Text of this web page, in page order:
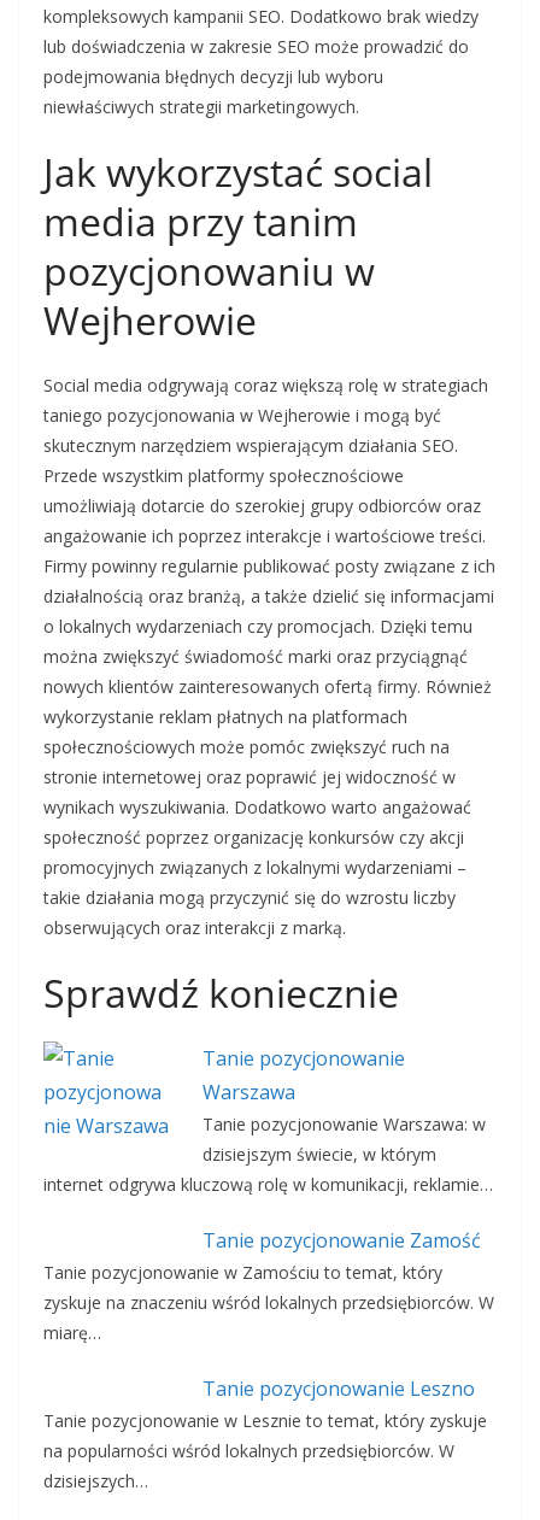
kompleksowych kampanii SEO. Dodatkowo brak wiedzy
lub doświadczenia w zakresie SEO może prowadzić do
podejmowania błędnych decyzji lub wyboru
niewłaściwych strategii marketingowych.
Jak wykorzystać social
media przy tanim
pozycjonowaniu w
Wejherowie
Social media odgrywają coraz większą rolę w strategiach
taniego pozycjonowania w Wejherowie i mogą być
skutecznym narzędziem wspierającym działania SEO.
Przede wszystkim platformy społecznościowe
umożliwiają dotarcie do szerokiej grupy odbiorców oraz
angażowanie ich poprzez interakcje i wartościowe treści.
Firmy powinny regularnie publikować posty związane z ich
działalnością oraz branżą, a także dzielić się informacjami
o lokalnych wydarzeniach czy promocjach. Dzięki temu
można zwiększyć świadomość marki oraz przyciągnąć
nowych klientów zainteresowanych ofertą firmy. Również
wykorzystanie reklam płatnych na platformach
społecznościowych może pomóc zwiększyć ruch na
stronie internetowej oraz poprawić jej widoczność w
wynikach wyszukiwania. Dodatkowo warto angażować
społeczność poprzez organizację konkursów czy akcji
promocyjnych związanych z lokalnymi wydarzeniami –
takie działania mogą przyczynić się do wzrostu liczby
obserwujących oraz interakcji z marką.
Sprawdź koniecznie
Tanie pozycjonowanie
Warszawa
Tanie pozycjonowanie Warszawa: w
dzisiejszym świecie, w którym
internet odgrywa kluczową rolę w komunikacji, reklamie…
Tanie pozycjonowanie Zamość
Tanie pozycjonowanie w Zamościu to temat, który
zyskuje na znaczeniu wśród lokalnych przedsiębiorców. W
miarę…
Tanie pozycjonowanie Leszno
Tanie pozycjonowanie w Lesznie to temat, który zyskuje
na popularności wśród lokalnych przedsiębiorców. W
dzisiejszych…